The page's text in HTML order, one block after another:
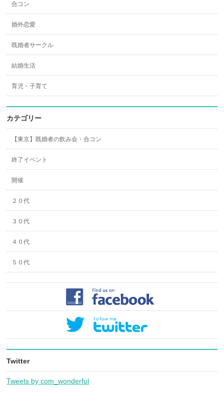
合コン
婚外恋愛
既婚者サークル
結婚生活
育児・子育て
カテゴリー
【東京】既婚者の飲み会・合コン
終了イベント
開催
２０代
３０代
４０代
５０代
Twitter
Tweets by com_wonderful